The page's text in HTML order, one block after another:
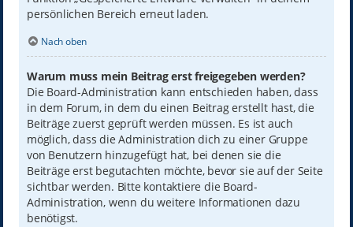
persönlichen Bereich erneut laden.
Nach oben
Warum muss mein Beitrag erst freigegeben werden?
Die Board-Administration kann entschieden haben, dass
in dem Forum, in dem du einen Beitrag erstellt hast, die
Beiträge zuerst geprüft werden müssen. Es ist auch
möglich, dass die Administration dich zu einer Gruppe
von Benutzern hinzugefügt hat, bei denen sie die
Beiträge erst begutachten möchte, bevor sie auf der Seite
sichtbar werden. Bitte kontaktiere die Board-
Administration, wenn du weitere Informationen dazu
benötigst.